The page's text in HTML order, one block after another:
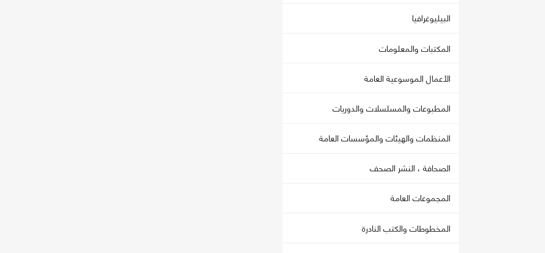
البيليوغرافيا
المكتبات والمعلومات
الأعمال الموسوعية العامة
المطبوعات والمسلسلات والدوريات
المنظمات والهيئات والمؤسسات العامة
الصحافة ، النشر الصحف
المجموعات العامة
المخطوطات والكتب النادرة